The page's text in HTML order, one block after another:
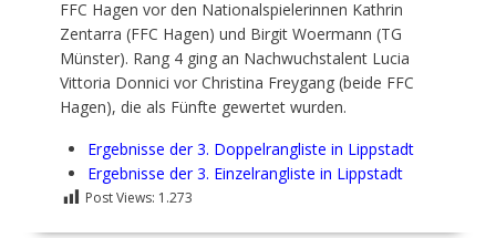
FFC Hagen vor den Nationalspielerinnen Kathrin
Zentarra (FFC Hagen) und Birgit Woermann (TG
Münster). Rang 4 ging an Nachwuchstalent Lucia
Vittoria Donnici vor Christina Freygang (beide FFC
Hagen), die als Fünfte gewertet wurden.
Ergebnisse der 3. Doppelrangliste in Lippstadt
Ergebnisse der 3. Einzelrangliste in Lippstadt
Post Views: 1.273